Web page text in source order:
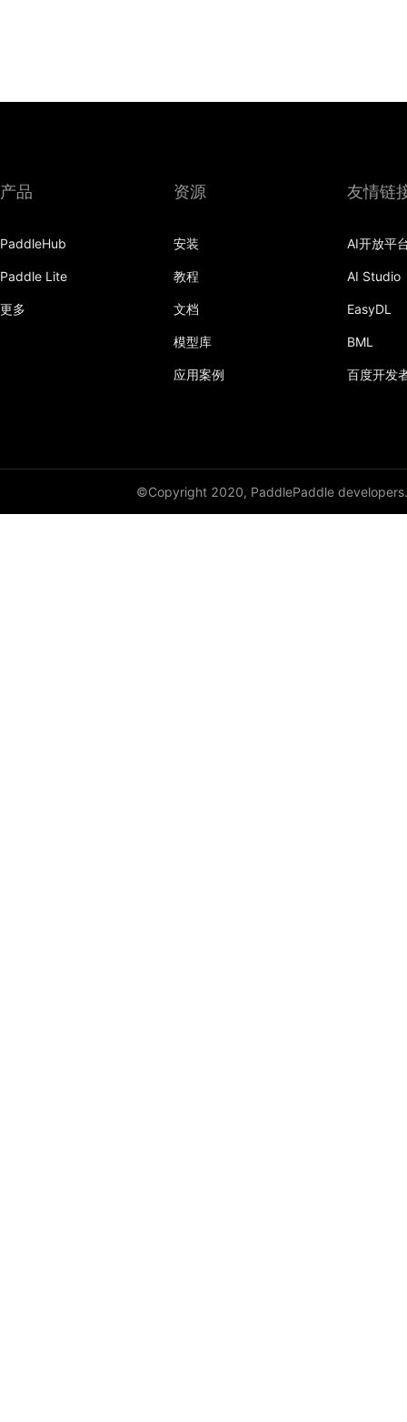
产品
PaddleHub
Paddle Lite
更多
资源
安装
教程
文档
模型库
应用案例
友情链
AI开放平
AI Studio
EasyDL
BML
百度开发
©Copyright 2020, PaddlePaddle developers.